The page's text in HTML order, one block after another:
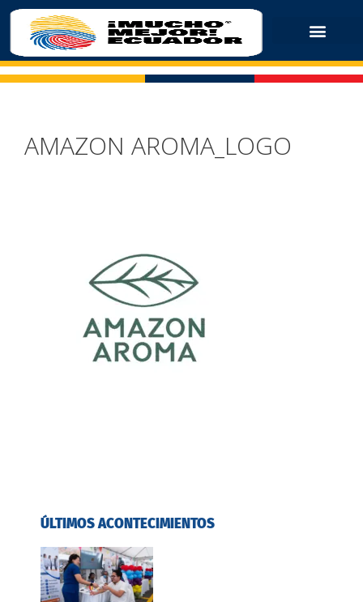
AMAZON AROMA_LOGO
ÚLTIMOS ACONTECIMIENTOS